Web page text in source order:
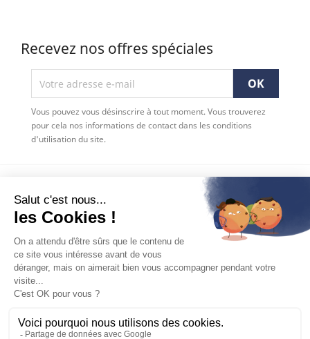
Recevez nos offres spéciales
Vous pouvez vous désinscrire à tout moment. Vous trouverez
pour cela nos informations de contact dans les conditions
d'utilisation du site.
NOTRE SOCIÉTÉ 
VOTRE COMPTE
INFORMATIONS
FacebookYouTubePinterestInstagram